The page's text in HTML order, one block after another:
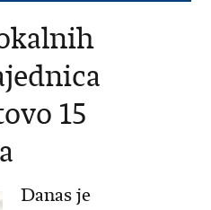
15
Danas je